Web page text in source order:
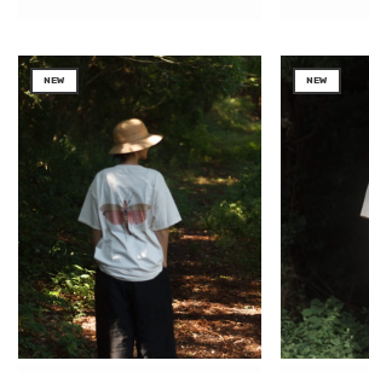
の
商
品
に
は
複
数
の
バ
リ
エ
ー
シ
ョ
ま
NEW NEW